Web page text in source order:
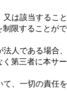
は該当するこ
限することが
⼈である場合
第三者に本サ
、⼀切の責任を